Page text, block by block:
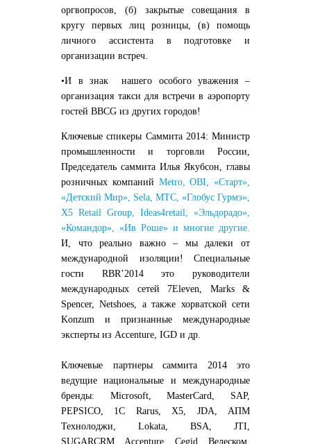
оргвопросов, (б) закрытые совещания в
кругу первых лиц розницы, (в) помощь
личного ассистента в подготовке и
организации встреч.
•И в знак нашего особого уважения –
организация такси для встречи в аэропорту
гостей BBCG из других городов!
Ключевые спикеры Саммита 2014: Министр
промышленности и торговли России,
Председатель саммита Илья Якубсон, главы
розничных компаний Metro, OBI, «Старт»,
«Детский Мир», Sela, MTС, «Глобус Гурмэ»,
X5 Retail Group, Ideas4retail, «Эльдорадо»,
«Командор», «Ив Роше» и многие другие.
И, что реально важно – мы далеки от
международной изоляции! Специальные
гости RBR’2014 это руководители
международных сетей 7Eleven Marks&
Spencer,Netshoes , а также хорватской сети
Konzum и признанные международные
эксперты из Accenture, IGD и др
Ключевые партнеры саммита 2014 это
ведущие национальные и международные
бренды: Microsoft, MasterCard, SAP,
PEPSICO, 1C Rarus, X5, JDA, АПМ
Технолоджи, Lokata, BSA, JTI,
SUGARCRM, Accenture, Cegid, Велеском,